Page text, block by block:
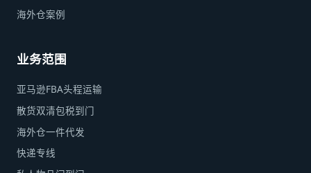
海外仓案例
业务范围
亚马逊FBA头程运输
散货双清包税到门
海外仓一件代发
快递专线